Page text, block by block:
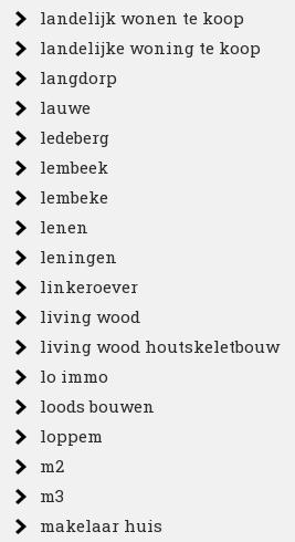
landelijk wonen te koop
landelijke woning te koop
langdorp
lauwe
ledeberg
lembeek
lembeke
lenen
leningen
linkeroever
living wood
living wood houtskeletbouw
lo immo
loods bouwen
loppem
m2
m3
makelaar huis